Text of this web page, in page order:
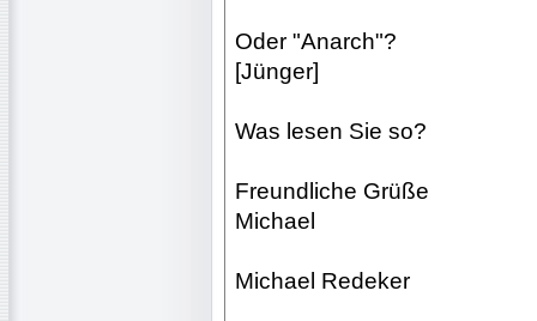
Oder "Anarch"?
[Jünger]
Was lesen Sie so?
Freundliche Grüße
Michael
Michael Redeker